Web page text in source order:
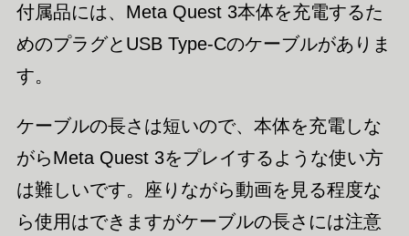
付属品には、Meta Quest 3本体を充電するた
めのプラグとUSB Type-Cのケーブルがありま
す。
ケーブルの長さは短いので、本体を充電しな
がらMeta Quest 3をプレイするような使い方
は難しいです。座りながら動画を見る程度な
ら使用はできますがケーブルの長さには注意